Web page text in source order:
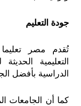
جودة التعليم
تُقدم مصر تعليما
التعليمية
الدراسية بأفضل
كما أن الجامعات